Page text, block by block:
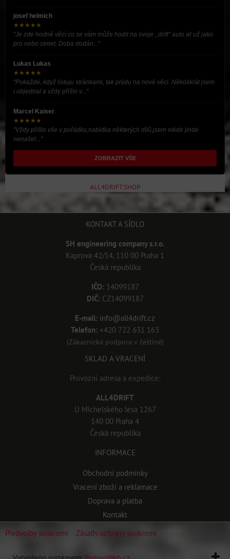
josef helmich
★★★★★
"Je zde hodně věcí co se vám může hodit na svoje ,,drift” auto ať už jako
pro nebo street. Doba dodán..."
Lukas Lukas
★★★★★
"Pokaždé, když listuju stránkami, tak prijdu na nové věci. Několikrát jsem
i objednal a vždy přišlo v..."
Marcel Kaiser
★★★★★
"Vždy přišlo vše v pořádku,nabídka některých dílů,jsem nikde jinde
nenašel..."
ZOBRAZIT VŠE
ALL4DRIFT.SHOP
KONTAKT A SÍDLO
SH engineering company s.r.o.
Kaprova 42/14, 110 00 Praha 1
Česká republika
IČO:14099187
DIČ:CZ14099187
E-mail: info@all4drift.cz
Telefon: +420 722 631 163
(Zákaznická podpora v češtině)
SKLAD A VRACENÍ
Provozní adresa a expedice:
ALL4DRIFT
U Michelského lesa 1267
140 00 Praha 4
Česká republika
INFORMACE
Obchodní podmínky
Vracení zboží a reklamace
Doprava a platba
Kontakt
Předvolby soukromí
Zásady ochrany soukromí